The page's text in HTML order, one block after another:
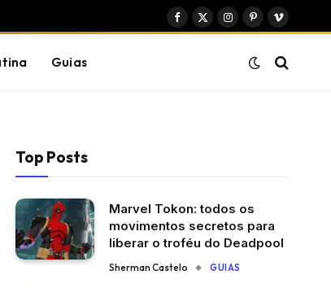
Facebook
X
Instagram
PinterestVimeo
Guias
Top Posts
Marvel Tokon: todos os
movimentos secretos para
liberar o troféu do Deadpool
Sherman Castelo GUIAS